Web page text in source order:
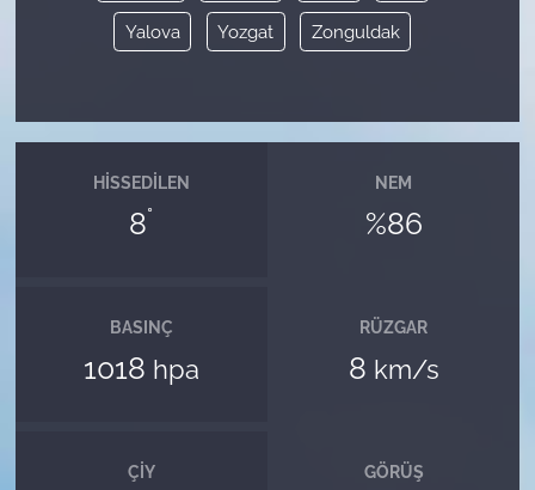
Yalova Yozgat Zonguldak
HISSEDILEN
8°
NEM
%86
BASINÇ
1018 hpa
RÜZGAR
8 km/s
ÇIY GÖRÜŞ